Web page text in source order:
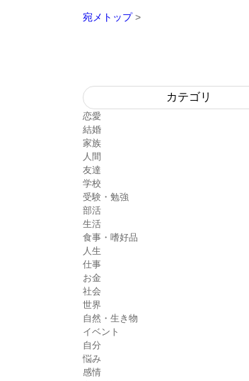
宛メトップ >
カテゴリ
恋愛
結婚
家族
人間
友達
学校
受験・勉強
部活
生活
食事・嗜好品
人生
仕事
お金
社会
世界
自然・生き物
イベント
自分
悩み
感情